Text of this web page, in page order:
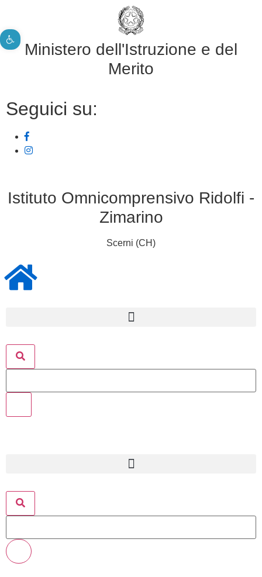
Ministero dell'Istruzione e del
Merito
Seguici su:
Istituto Omnicomprensivo Ridolfi -
Zimarino
Scerni (CH)
Apri la barra degli strumenti